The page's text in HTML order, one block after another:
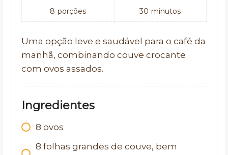
8 porções
30 minutos
Uma opção leve e saudável para o café da
manhã, combinando couve crocante
com ovos assados.
Ingredientes
8 ovos
8 folhas grandes de couve, bem